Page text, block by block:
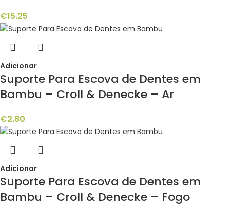
€15.25
Adicionar
Suporte Para Escova de Dentes em
Bambu – Croll & Denecke – Ar
€2.80
Adicionar
Suporte Para Escova de Dentes em
Bambu – Croll & Denecke – Fogo